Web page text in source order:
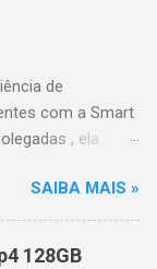
fluidos.
com DLG) :
como
Max e muito mais.
cm | Altura:
kg (229,3 kg com
de
com a Smart
, ela
oferecendo
🌟 Destaques
115” : controle
SAIBA MAIS »
128GB